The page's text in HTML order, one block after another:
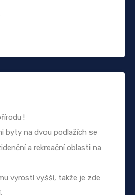
!
byty na dvou podlažích se
a rekreační oblasti na
vyrostl vyšší, takže je zde